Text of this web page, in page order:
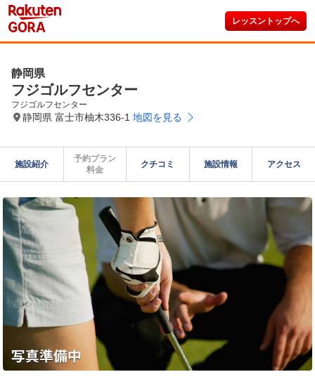
レッスントップへ
静岡県
フジゴルフセンター
フジゴルフセンター
静岡県 富士市柚木336-1 地図を見る
施設紹介
予約プラン
料金
クチコミ 施設情報 アクセス